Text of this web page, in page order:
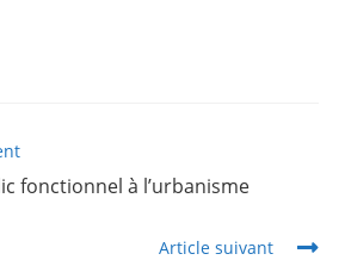
fonctionnel à l’urbanisme
Article suivant